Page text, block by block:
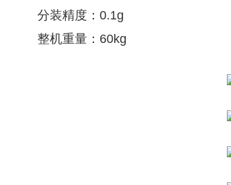
分装精度：0.1g
整机重量：60kg